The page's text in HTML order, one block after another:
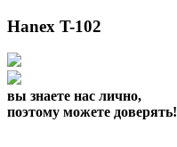
Hanex T-102
вы знаете нас лично,
поэтому можете доверять!